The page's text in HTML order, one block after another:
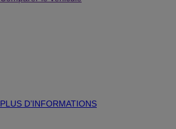
PLUS D’INFORMATIONS